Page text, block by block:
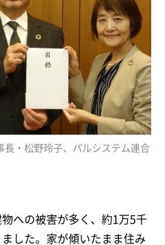
長・松野玲子、パルシステム連合
への被害が多く、約1万5千
した。家が傾いたまま住み